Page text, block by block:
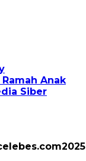
Anak
Siber